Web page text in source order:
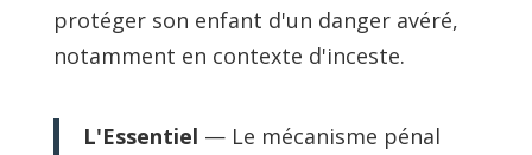
protéger son enfant d'un danger avéré,
notamment en contexte d'inceste.
L'Essentiel — Le mécanisme pénal